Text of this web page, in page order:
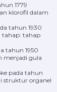
1779
klorofil dalam
tahun 1930
tahap: tahap
tahun 1950
menjadi gula
pada tahun
struktur organel